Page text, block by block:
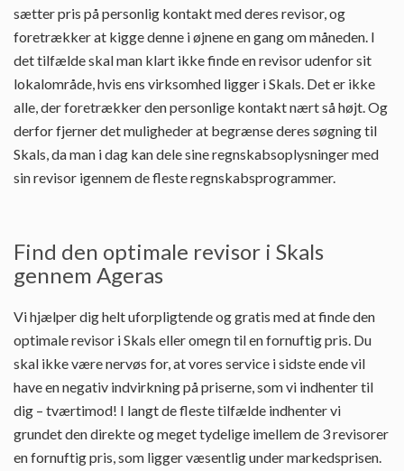
sætter pris på personlig kontakt med deres revisor, og
foretrækker at kigge denne i øjnene en gang om måneden. I
det tilfælde skal man klart ikke finde en revisor udenfor sit
lokalområde, hvis ens virksomhed ligger i Skals. Det er ikke
alle, der foretrækker den personlige kontakt nært så højt. Og
derfor fjerner det muligheder at begrænse deres søgning til
Skals, da man i dag kan dele sine regnskabsoplysninger med
sin revisor igennem de fleste regnskabsprogrammer.
Find den optimale revisor i Skals
gennem Ageras
Vi hjælper dig helt uforpligtende og gratis med at finde den
optimale revisor i Skals eller omegn til en fornuftig pris. Du
skal ikke være nervøs for, at vores service i sidste ende vil
have en negativ indvirkning på priserne, som vi indhenter til
dig – tværtimod! I langt de fleste tilfælde indhenter vi
grundet den direkte og meget tydelige imellem de 3 revisorer
en fornuftig pris, som ligger væsentlig under markedsprisen.